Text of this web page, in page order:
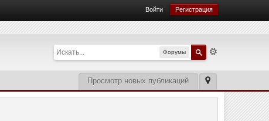
Войти Регистрация
Форумы
Просмотр новых публикаций